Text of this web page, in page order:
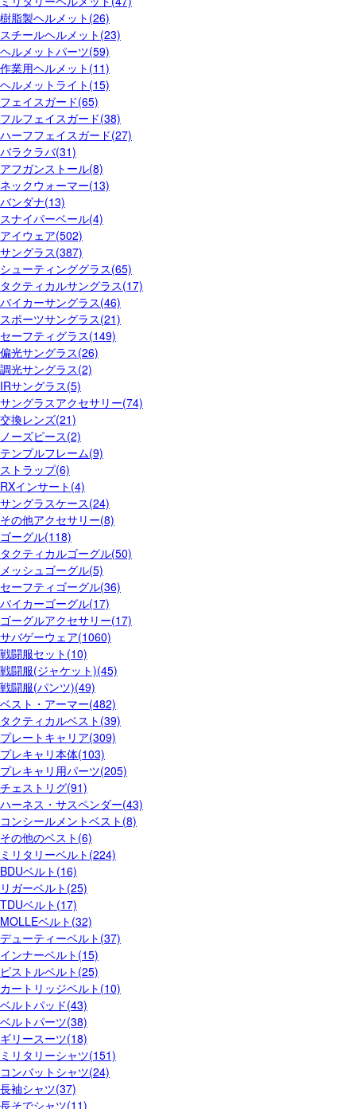
樹脂製ヘルメット(26)
スチールヘルメット(23)
ヘルメットパーツ(59)
作業用ヘルメット(11)
ヘルメットライト(15)
フェイスガード(65)
フルフェイスガード(38)
ハーフフェイスガード(27)
バラクラバ(31)
アフガンストール(8)
ネックウォーマー(13)
バンダナ(13)
スナイパーベール(4)
アイウェア(502)
サングラス(387)
シューティンググラス(65)
タクティカルサングラス(17)
バイカーサングラス(46)
スポーツサングラス(21)
セーフティグラス(149)
偏光サングラス(26)
調光サングラス(2)
IRサングラス(5)
サングラスアクセサリー(74)
交換レンズ(21)
ノーズピース(2)
テンプルフレーム(9)
ストラップ(6)
RXインサート(4)
サングラスケース(24)
その他アクセサリー(8)
ゴーグル(118)
タクティカルゴーグル(50)
メッシュゴーグル(5)
セーフティゴーグル(36)
バイカーゴーグル(17)
ゴーグルアクセサリー(17)
サバゲーウェア(1060)
戦闘服セット(10)
戦闘服(ジャケット)(45)
戦闘服(パンツ)(49)
ベスト・アーマー(482)
タクティカルベスト(39)
プレートキャリア(309)
プレキャリ本体(103)
プレキャリ用パーツ(205)
チェストリグ(91)
ハーネス・サスペンダー(43)
コンシールメントベスト(8)
その他のベスト(6)
ミリタリーベルト(224)
BDUベルト(16)
リガーベルト(25)
TDUベルト(17)
MOLLEベルト(32)
デューティーベルト(37)
インナーベルト(15)
ピストルベルト(25)
カートリッジベルト(10)
ベルトパッド(43)
ベルトパーツ(38)
ギリースーツ(18)
ミリタリーシャツ(151)
コンバットシャツ(24)
長袖シャツ(37)
長そでシャツ(11)